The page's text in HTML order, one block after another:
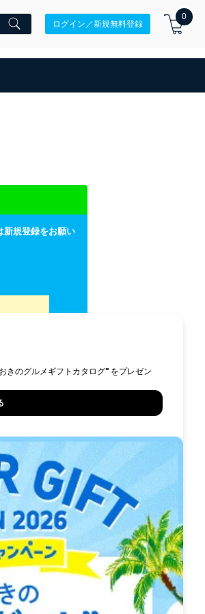
ログイン／新規無料登録
0
新規登録をお願い
受信出来るよう
登録ください。